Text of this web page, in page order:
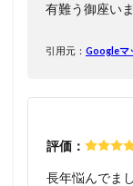
有難う御座いま
引用元： Googleマ
評価：
長年悩んでま